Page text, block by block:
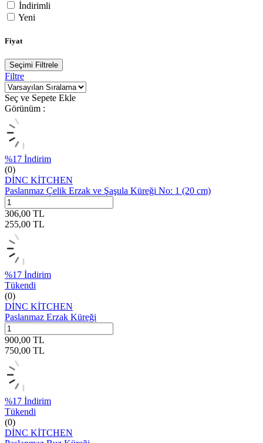
İndirimli
Yeni
Fiyat
Seçimi Filtrele
Filtre
Seç ve Sepete Ekle
Görünüm :
%17 İndirim
(0)
DİNC KİTCHEN
Paslanmaz Çelik Erzak ve Şaşula Küreği No: 1 (20 cm)
306,00 TL
255,00 TL
%17 İndirim
Tükendi
(0)
DİNC KİTCHEN
Paslanmaz Erzak Küreği
900,00 TL
750,00 TL
%17 İndirim
Tükendi
(0)
DİNC KİTCHEN